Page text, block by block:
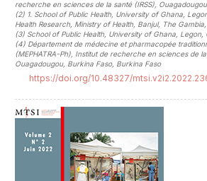
recherche en sciences de la santé (IRSS),
(2) 1. School of Public Health, University of Ghana,
Health Research, Ministry of Health, Banjul, The
(3) School of Public Health, University of Ghana, Legon,
(4) Département de médecine et pharmacopée
(MEPHATRA-Ph), Institut de recherche en sciences de la
Ouagadougou, Burkina Faso, Burkina Faso
https://doi.org/10.48327/